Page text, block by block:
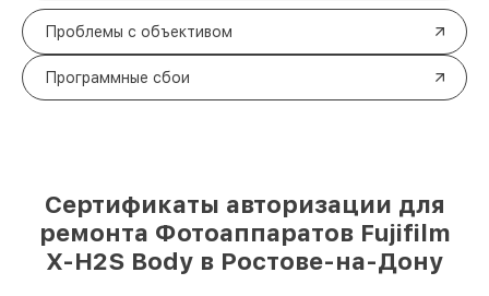
Проблемы с объективом
Программные сбои
Сертификаты авторизации для
ремонта Фотоаппаратов Fujifilm
X-H2S Body в Ростове-на-Дону